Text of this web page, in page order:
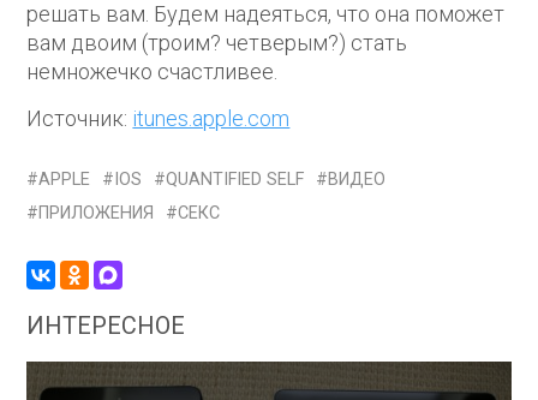
решать вам. Будем надеяться, что она поможет
вам двоим (троим? четверым?) стать
немножечко счастливее.
Источник: itunes.apple.com
APPLE IOS QUANTIFIED SELF
ВИДЕО
ПРИЛОЖЕНИЯ
СЕКС
ИНТЕРЕСНОЕ